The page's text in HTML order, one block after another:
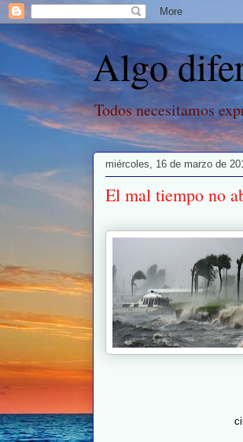
Algo
Todos necesitamos
miércoles, 16 de marzo de
El mal tiempo no